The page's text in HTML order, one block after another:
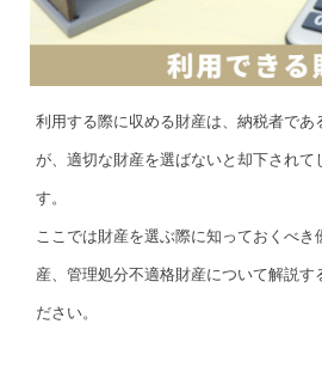
利用する際に収める財産は、納税者であ
が、適切な財産を選ばないと却下されて
す。
ここでは財産を選ぶ際に知っておくべき
産、管理処分不適格財産について解説す
ださい。